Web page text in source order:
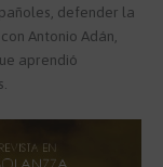
defender la
Antonio Adán,
aprendió